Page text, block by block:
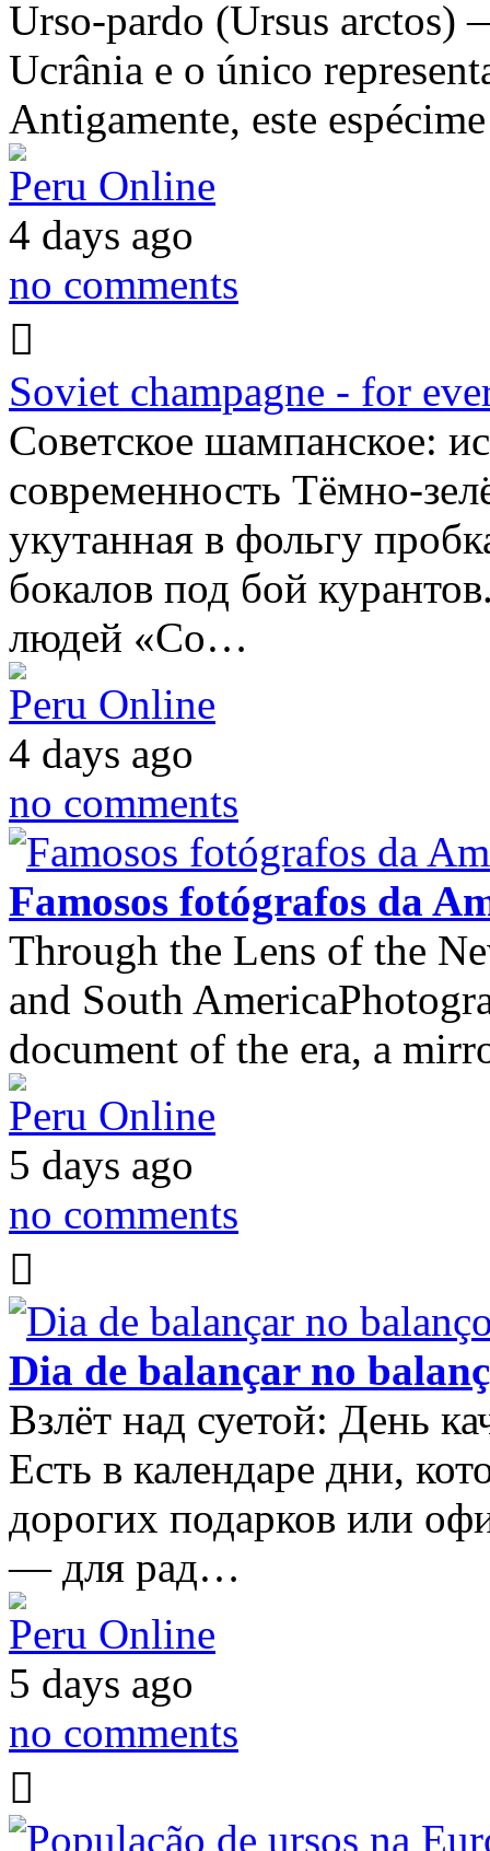
Urso-pardo (Ursus arctos)
Ucrânia e o único
Antigamente, este
Peru Online
4 days ago
no comments
Soviet champagne - for
Советское шампанское:
современность Тёмно-
укутанная в фольгу
бокалов под бой
людей «Со…
Peru Online
4 days ago
no comments
Famosos fotógrafos da
Through the Lens of the
and South
document of the era, a
Peru Online
5 days ago
no comments
Dia de balançar no
Взлёт над суетой: День
Есть в календаре дни,
дорогих подарков или
— для рад…
Peru Online
5 days ago
no comments